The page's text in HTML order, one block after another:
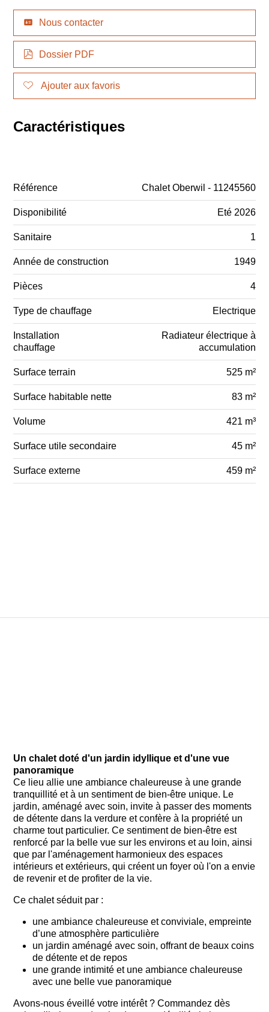
Un chalet doté d'un jardin idyllique et d'une vue
panoramique
Ce lieu allie une ambiance chaleureuse à une grande
tranquillité et à un sentiment de bien-être unique. Le
jardin, aménagé avec soin, invite à passer des moments
de détente dans la verdure et confère à la propriété un
charme tout particulier. Ce sentiment de bien-être est
renforcé par la belle vue sur les environs et au loin, ainsi
que par l'aménagement harmonieux des espaces
intérieurs et extérieurs, qui créent un foyer où l'on a envie
de revenir et de profiter de la vie.
Ce chalet séduit par :
une ambiance chaleureuse et conviviale, empreinte
d’une atmosphère particulière
un jardin aménagé avec soin, offrant de beaux coins
de détente et de repos
une grande intimité et une ambiance chaleureuse
avec une belle vue panoramique
Avons-nous éveillé votre intérêt ? Commandez dès
Nous contacter
Dossier PDF
Ajouter aux favoris
Caractéristiques
Référence Chalet Oberwil - 11245560
Disponibilité Eté 2026
Sanitaire 1
Année de construction 1949
Pièces 4
Type de chauffage Electrique
Installation
chauffage
Radiateur électrique à
accumulation
Surface terrain 525 m²
Surface habitable nette 83 m²
Volume 421 m³
Surface utile secondaire 45 m²
Surface externe 459 m²